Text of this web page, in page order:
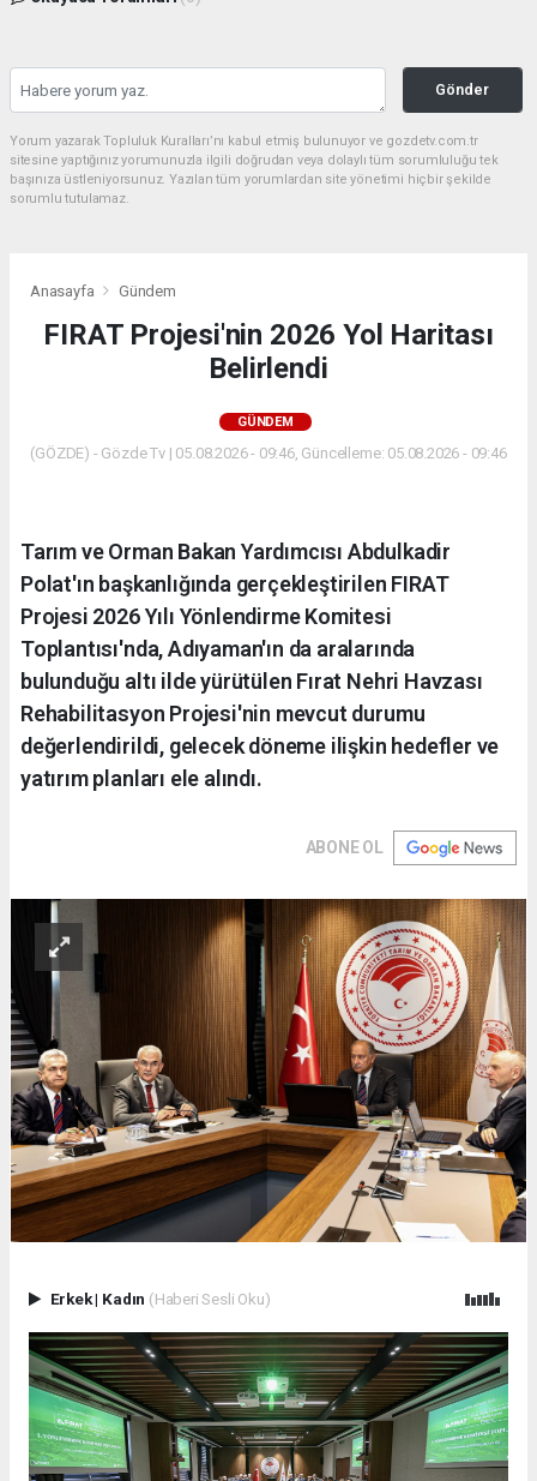
Gönder
Yorum yazarak Topluluk Kuralları’nı kabul etmiş bulunuyor ve gozdetv.com.tr
sitesine yaptığınız yorumunuzla ilgili doğrudan veya dolaylı tüm sorumluluğu tek
başınıza üstleniyorsunuz. Yazılan tüm yorumlardan site yönetimi hiçbir şekilde
sorumlu tutulamaz.
Anasayfa Gündem
FIRAT Projesi'nin 2026 Yol Haritası
Belirlendi
GÜNDEM
(GÖZDE) - Gözde Tv | 05.08.2026 - 09:46, Güncelleme: 05.08.2026 - 09:46
Tarım ve Orman Bakan Yardımcısı Abdulkadir
Polat'ın başkanlığında gerçekleştirilen FIRAT
Projesi 2026 Yılı Yönlendirme Komitesi
Toplantısı'nda, Adıyaman'ın da aralarında
bulunduğu altı ilde yürütülen Fırat Nehri Havzası
Rehabilitasyon Projesi'nin mevcut durumu
değerlendirildi, gelecek döneme ilişkin hedefler ve
yatırım planları ele alındı.
ABONE OL
Erkek| Kadın (Haberi Sesli Oku)